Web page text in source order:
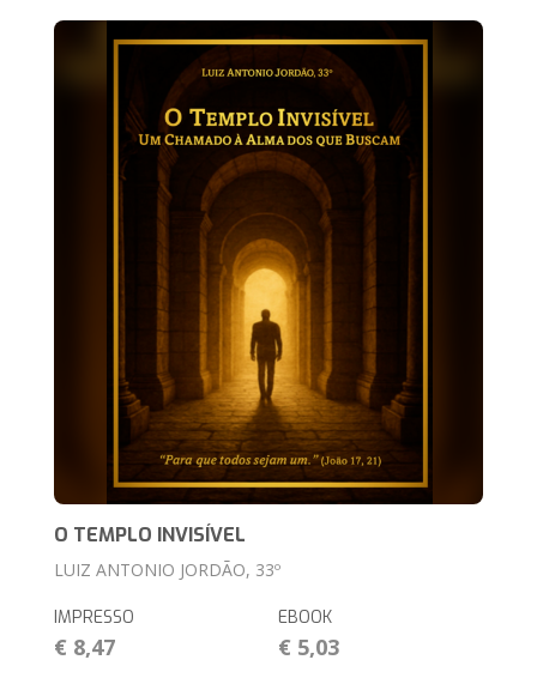
O TEMPLO INVISÍVEL
LUIZ ANTONIO JORDÃO, 33º
IMPRESSO
€ 8,47
EBOOK
€ 5,03